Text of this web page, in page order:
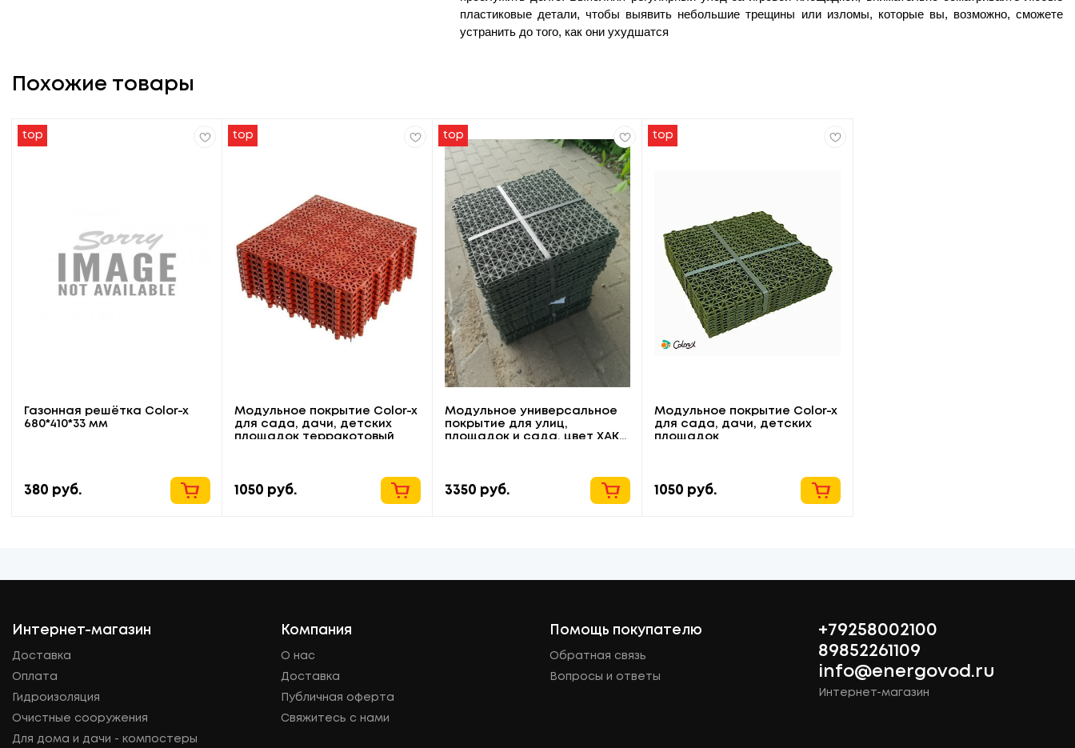
пластиковые детали, чтобы выявить небольшие трещины или изломы, которые вы, возможно, сможете
устранить до того, как они ухудшатся
Похожие товары
top
Газонная решётка Color-x
680*410*33 мм
380 руб.
top
Модульное покрытие Color-x
для сада, дачи, детских
площадок терракотовый
1050 руб.
top
Модульное универсальное
покрытие для улиц,
площадок и сада, цвет ХАКИ,
3350 руб.
top
Модульное покрытие Color-x
для сада, дачи, детских
площадок
1050 руб.
Интернет-магазин
Доставка
Оплата
Гидроизоляция
Очистные сооружения
Для дома и дачи - компостеры
Компания
О нас
Доставка
Публичная оферта
Свяжитесь с нами
Помощь покупателю
Обратная связь
Вопросы и ответы
+79258002100
89852261109
info@energovod.ru
Интернет-магазин